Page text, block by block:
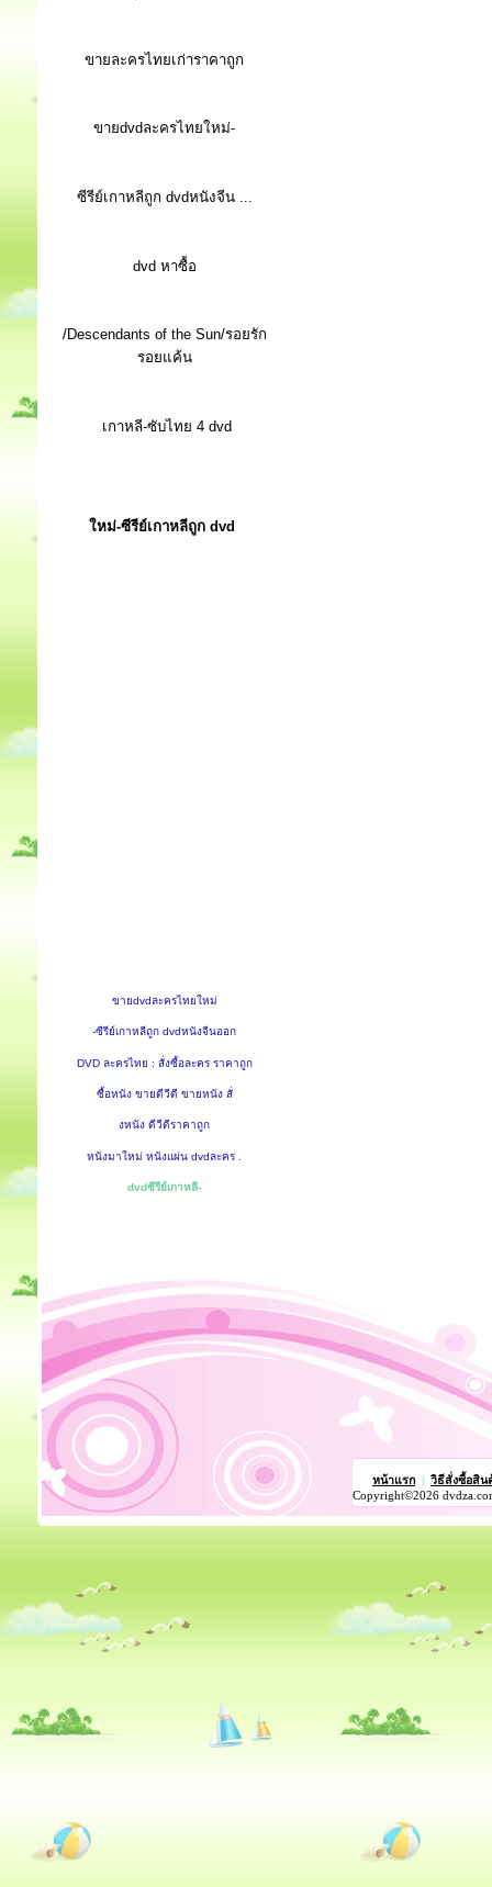
ขายละครไทยเก่าราคาถูก
ขายdvdละครไทยใหม่-
ซีรีย์เกาหลีถูก dvdหนังจีน ...
dvd หาซื้อ
/Descendants of the Sun/รอยรัก
รอยแค้น
เกาหลี-ซับไทย 4 dvd
ใหม่-ซีรีย์เกาหลีถูก dvd
ขายdvdละครไทยใหม่
-ซีรีย์เกาหลีถูก dvdหนังจีนออก
DVD ละครไทย : สั่งซื้อละคร ราคาถูก
ซื้อหนัง ขายดีวีดี ขายหนัง สั่
งหนัง ดีวีดีราคาถูก
หนังมาใหม่ หนังแผ่น dvdละคร .
dvdซีรีย์เกาหลี-
หน้าแรก
วิธีสั่งซื้อสิน
Copyright©2026